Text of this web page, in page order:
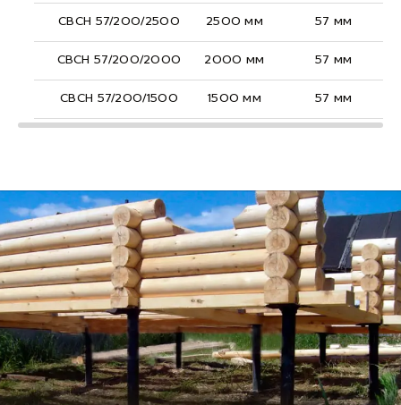
СВСН 57/200/2500 2500 мм 57 мм
СВСН 57/200/2000 2000 мм 57 мм
СВСН 57/200/1500 1500 мм 57 мм